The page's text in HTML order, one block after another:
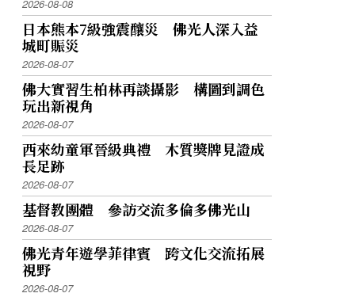
2026-08-08
日本熊本7級強震釀災 佛光人深入益
城町賑災
2026-08-07
佛大實習生柏林再談攝影 構圖到調色
玩出新視角
2026-08-07
西來幼童軍晉級典禮 木質獎牌見證成
長足跡
2026-08-07
基督教團體 參訪交流多倫多佛光山
2026-08-07
佛光青年遊學菲律賓 跨文化交流拓展
視野
2026-08-07